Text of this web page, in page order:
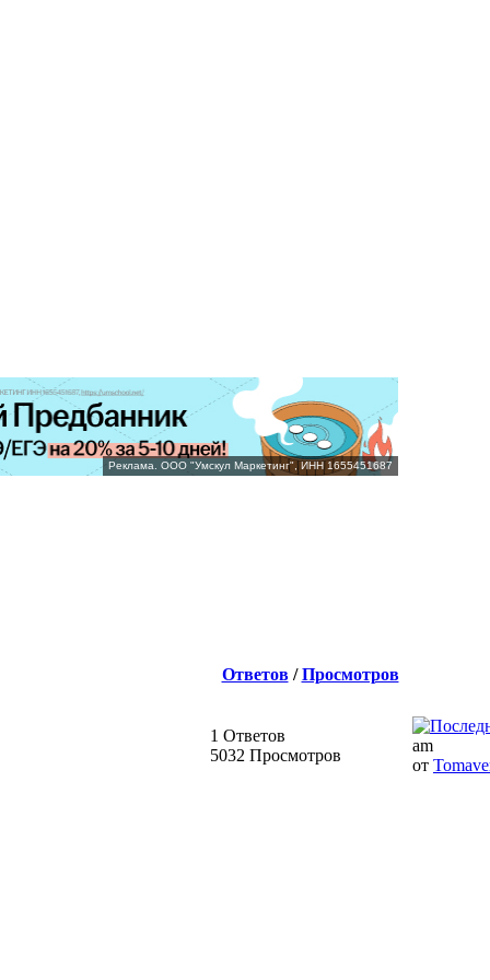
Реклама. ООО "Умскул Маркетинг", ИНН 1655451687
Ответов/Просмотров
1 Ответов
5032 Просмотров
am
от